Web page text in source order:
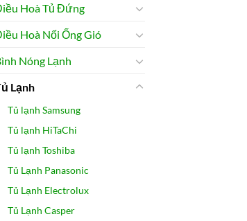
Hoà Tủ Đứng
Hoà Nối Ống Gió
Nóng Lạnh
Lạnh
Tủ lạnh Samsung
Tủ lạnh HiTaChi
Tủ lạnh Toshiba
Tủ Lạnh Panasonic
Tủ Lạnh Electrolux
Tủ Lạnh Casper